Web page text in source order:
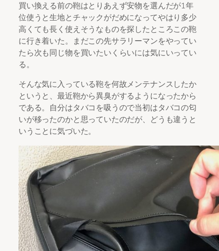
買い換える前の鞄はとりあえず安物を選んだが1年
位使うと生地とチャックがだめになってやはり多少
高くても長く使えそうなものを探したところこの鞄
に行き着いた。まだこの先サラリーマンをやってい
たら次も同じ物を買いたいくらいには気にいってい
る。
そんな気に入っている鞄を何故メンテナンスしたか
というと、最近鞄から異臭がするようになったから
である。自分はタバコを吸うので当初はタバコの匂
いが移ったのかと思っていたのだが、どうも違うと
いうことに気づいた。